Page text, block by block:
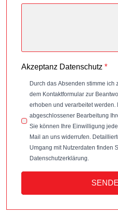
Akzeptanz Datenschutz *
Durch das Absenden stimme ich
dem Kontaktformular zur
erhoben und verarbeitet werden.
abgeschlossener Bearbeitung Ihrer
Sie können Ihre Einwilligung
Mail an uns widerrufen.
Umgang mit Nutzerdaten finden
Datenschutzerklärung.